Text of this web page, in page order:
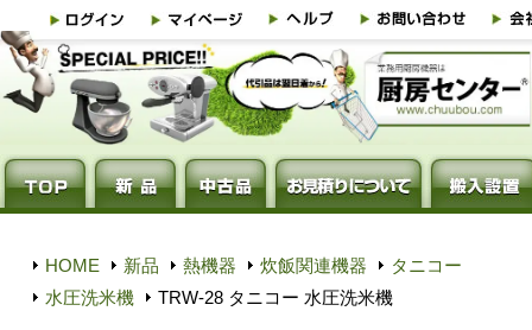
HOME 新品 熱機器 炊飯関連機器
タニコー
水圧洗米機
TRW-28 タニコー 水圧洗米機